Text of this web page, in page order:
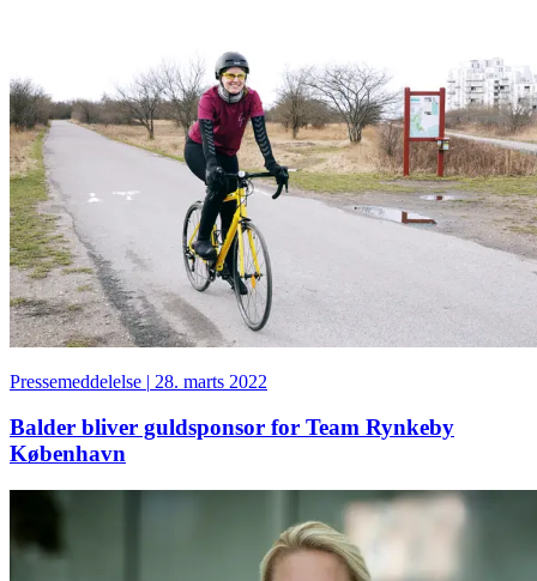
Pressemeddelelse | 28. marts 2022
Balder bliver guldsponsor for Team Rynkeby
København